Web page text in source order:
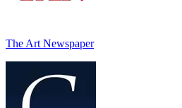
The Art Newspaper